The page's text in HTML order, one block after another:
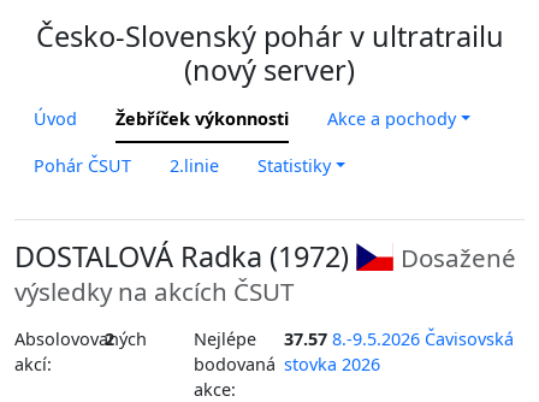
Česko-Slovenský pohár v ultratrailu
(nový server)
Úvod Žebříček výkonnosti Akce a pochody
Pohár ČSUT 2.linie Statistiky
DOSTALOVÁ Radka (1972)
Dosažené
výsledky na akcích ČSUT
Absolovovaných
akcí:
2
Nejlépe
bodovaná
akce:
37.57 8.-9.5.2026 Čavisovská
stovka 2026